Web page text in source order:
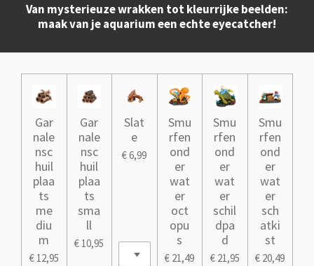
Van mysterieuze wrakken tot kleurrijke beelden:
maak van je aquarium een echte eyecatcher!
Gar
nale
nsc
huil
plaa
ts
me
diu
m
€ 12,95
Gar
nale
nsc
huil
plaa
ts
sma
ll
€ 10,95
Slat
e
€ 6,99
Smu
rfen
ond
er
wat
er
oct
opu
s
€ 21,49
Smu
rfen
ond
er
wat
er
schil
dpa
d
€ 21,95
Smu
rfen
ond
er
wat
er
sch
atki
st
€ 20,49